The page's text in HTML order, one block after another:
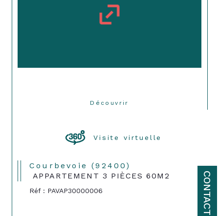
CONTACT
Découvrir
Visite virtuelle
Courbevoie (92400)
APPARTEMENT 3 PIÈCES 60M2
Réf : PAVAP30000006